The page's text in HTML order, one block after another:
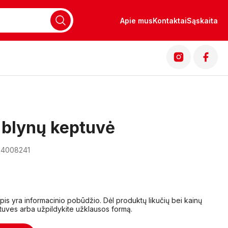
Apie musKontaktaiSąskaita
keptuvė
yra informacinio pobūdžio. Dėl produktų likučių bei kainų
arba užpildykite užklausos formą.